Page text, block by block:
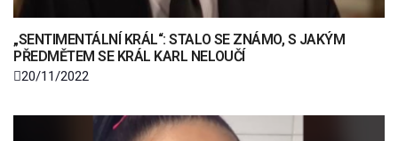
„SENTIMENTÁLNÍ KRÁL“: STALO SE ZNÁMO, S JAKÝM
PŘEDMĚTEM SE KRÁL KARL NELOUČÍ
20/11/2022